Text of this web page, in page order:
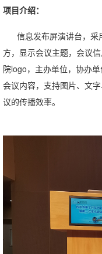
项目介绍：
信息发布屏演讲台，采
方，显示会议主题，会议
院logo，主办单位，协办
会议内容，支持图片、文
议的传播效率。